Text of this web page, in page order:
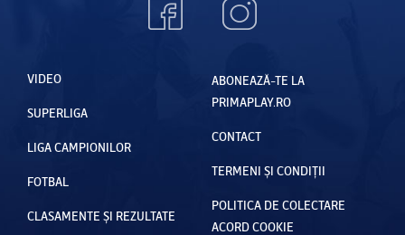
VIDEO
SUPERLIGA
LIGA CAMPIONILOR
FOTBAL
CLASAMENTE ȘI REZULTATE
ABONEAZĂ-TE LA
PRIMAPLAY.RO
CONTACT
TERMENI ȘI CONDIȚII
POLITICA DE COLECTARE
ACORD COOKIE